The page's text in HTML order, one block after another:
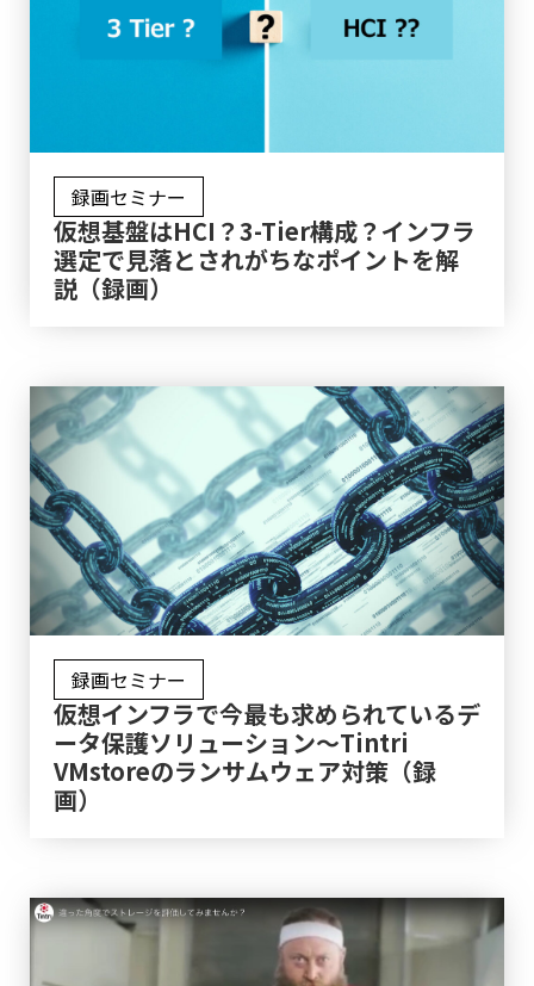
録画セミナー
仮想基盤はHCI？3-Tier構成？インフラ
選定で見落とされがちなポイントを解
説（録画）
録画セミナー
仮想インフラで今最も求められているデ
ータ保護ソリューション～Tintri
VMstoreのランサムウェア対策（録
画）